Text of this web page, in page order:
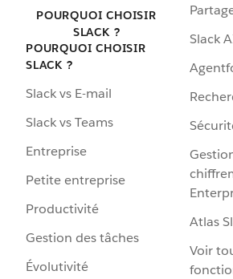
POURQUOI CHOISIR
SLACK ?
POURQUOI CHOISIR
SLACK ?
Slack vs E-mail
Slack vs Teams
Entreprise
Petite entreprise
Productivité
Gestion des tâches
Évolutivité
Slack
Atlas
Voir